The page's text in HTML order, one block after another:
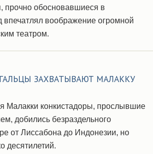
прочно обосновавшиеся в
впечатлял воображение огромной
театром.
ЗАХВАТЫВАЮТ МАЛАККУ
Малакки конкистадоры, прослывшие
добились безраздельного
от Лиссабона до Индонезии, но
десятилетий.